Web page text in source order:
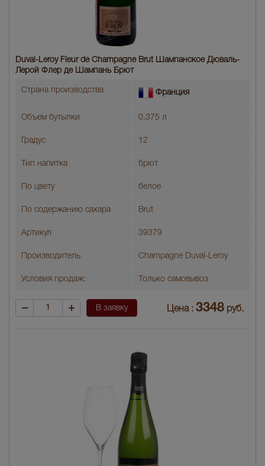
Duval-Leroy Fleur de Champagne Brut Шампанское Дюваль-
Лерой Флер де Шампань Брют
Страна производства Франция
Объем бутылки 0.375 л
Градус 12
Тип напитка брют
По цвету белое
По содержанию сахара Brut
Артикул 39379
Производитель Champagne Duval-Leroy
Условия продаж: Только самовывоз
В заявку Цена : 3348 руб.